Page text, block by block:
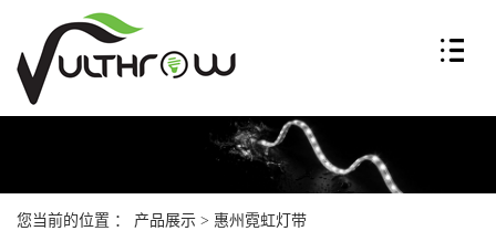
您当前的位置 ： 产品展示 > 惠州霓虹灯带